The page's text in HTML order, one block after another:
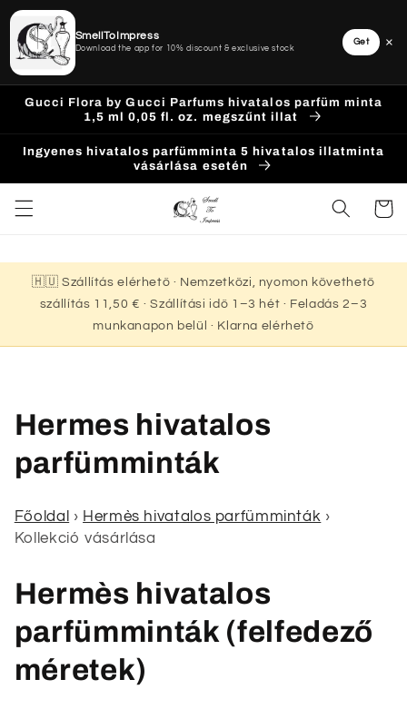
Ugrás a
tartalomhoz
Gucci Flora by Gucci Parfums hivatalos parfüm minta
1,5 ml 0,05 fl. oz. megszűnt illat
Ingyenes hivatalos parfümminta 5 hivatalos illatminta
vásárlása esetén
Kosár
🇭🇺 Szállítás elérhető · Nemzetközi, nyomon követhető
szállítás 11,50 € · Szállítási idő 1–3 hét · Feladás 2–3
munkanapon belül · Klarna elérhető
K
o
l
e
k
c
i
Hermes hivatalos
parfümminták
Főoldal › Hermès hivatalos parfümminták ›
Kollekció vásárlása
Hermès hivatalos
parfümminták (felfedező
méretek)
SmellToImpress
Download the app for 10% discount & exclusive stock
Get ×